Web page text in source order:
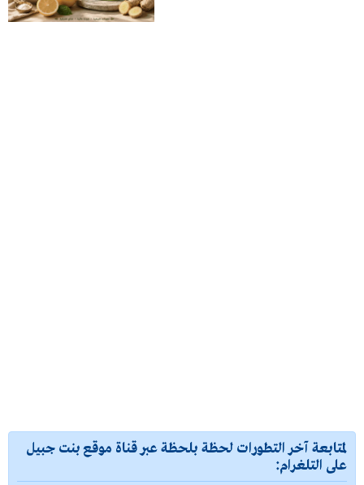
لمتابعة آخر التطورات لحظة بلحظة عبر قناة موقع بنت جبيل
على التلغرام: